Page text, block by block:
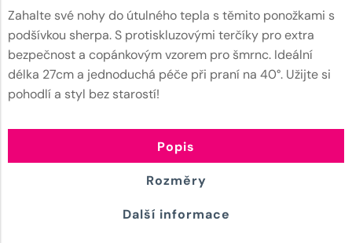
Zahalte své nohy do útulného tepla s těmito ponožkami s
podšívkou sherpa. S protiskluzovými terčíky pro extra
bezpečnost a copánkovým vzorem pro šmrnc. Ideální
délka 27cm a jednoduchá péče při praní na 40°. Užijte si
pohodlí a styl bez starostí!
Popis
Rozměry
Další informace